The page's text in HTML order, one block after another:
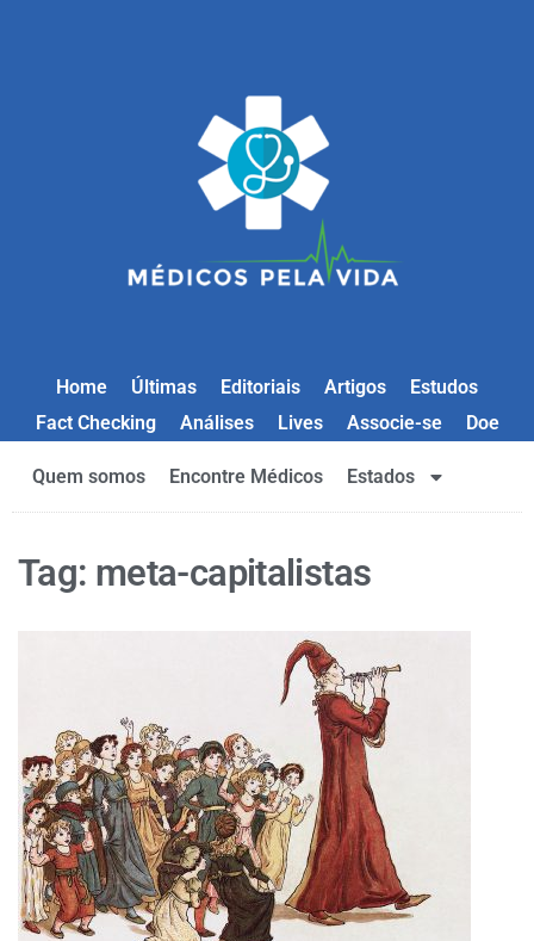
Home Últimas Editoriais Artigos
Estudos
Fact Checking
Análises Lives Associe-se Doe
Quem somos Encontre Médicos Estados
Tag: meta-capitalistas